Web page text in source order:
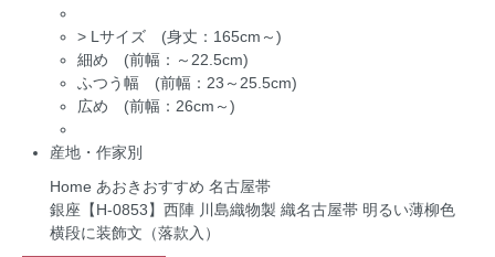
> Lサイズ (身丈：165cm～)
細め (前幅：～22.5cm)
ふつう幅 (前幅：23～25.5cm)
広め (前幅：26cm～)
産地・作家別
Home あおきおすすめ 名古屋帯
銀座【H-0853】西陣 川島織物製 織名古屋帯 明るい薄柳色
横段に装飾文（落款入）